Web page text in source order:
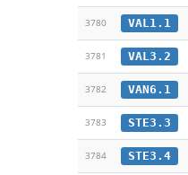
3780 VAL1.1
3781 VAL3.2
3782 VAN6.1
3783 STE3.3
3784 STE3.4